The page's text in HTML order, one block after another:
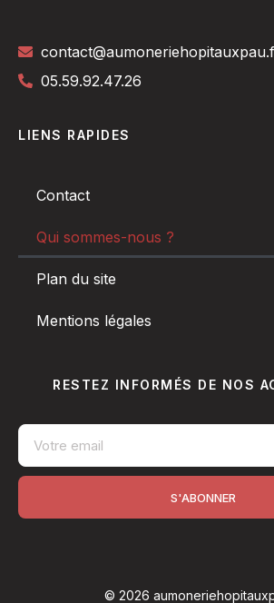
05.59.92.47.26
LIENS RAPIDES
Contact
Qui sommes-nous ?
Plan du site
Mentions légales
RESTEZ INFORMÉS DE NOS
S'ABONNER
© 2026